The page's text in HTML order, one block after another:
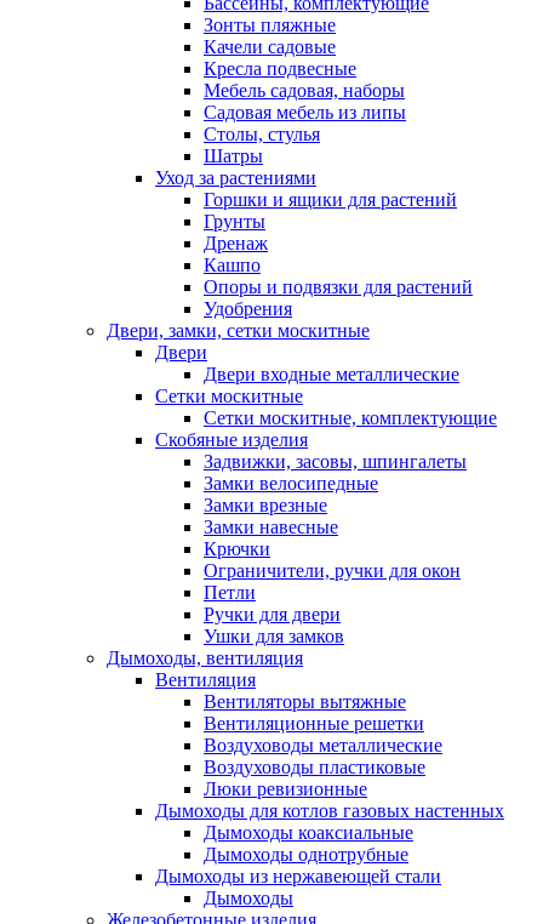
Зонты пляжные
Качели садовые
Кресла подвесные
Мебель садовая, наборы
Садовая мебель из липы
Столы, стулья
Шатры
Уход за растениями
Горшки и ящики для растений
Грунты
Дренаж
Кашпо
Опоры и подвязки для растений
Удобрения
Двери, замки, сетки москитные
Двери
Двери входные металлические
Сетки москитные
Сетки москитные, комплектующие
Скобяные изделия
Задвижки, засовы, шпингалеты
Замки велосипедные
Замки врезные
Замки навесные
Крючки
Ограничители, ручки для окон
Петли
Ручки для двери
Ушки для замков
Дымоходы, вентиляция
Вентиляция
Вентиляторы вытяжные
Вентиляционные решетки
Воздуховоды металлические
Воздуховоды пластиковые
Люки ревизионные
Дымоходы для котлов газовых настенных
Дымоходы коаксиальные
Дымоходы однотрубные
Дымоходы из нержавеющей стали
Дымоходы
Железобетонные изделия